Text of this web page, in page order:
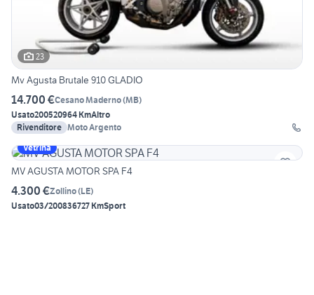
23
Mv Agusta Brutale 910 GLADIO
14.700 €Cesano Maderno(MB)
Usato200520964 KmAltro
Rivenditore Moto Argento
Vetrina
MV AGUSTA MOTOR SPA F4
4.300 €Zollino(LE)
Usato03/200836727 KmSport